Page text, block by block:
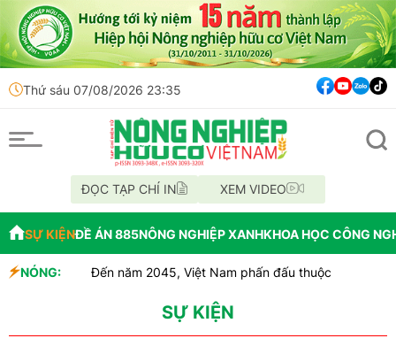
Thứ sáu 07/08/2026 23:35
ĐỌC TẠP CHÍ IN XEM VIDEO
SỰ KIỆNĐỀ ÁN 885NÔNG NGHIỆP XANHKHOA HỌC CÔNG
NÓNG:
Đến năm 2045, Việt Nam phấn đấu thuộc nhóm dẫn đầu châu
Lâm Đồng: Không hợp thức hóa diện tích đất vi phạm có
SỰ KIỆN